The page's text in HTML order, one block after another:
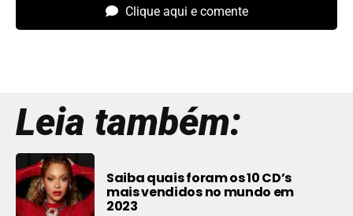
Clique aqui e comente
Leia também:
Saiba quais foram os 10 CD’s
mais vendidos no mundo em
2023